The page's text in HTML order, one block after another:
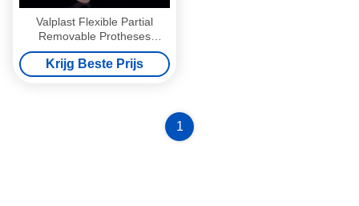
Valplast Flexible Partial
Removable Protheses
Precision Attachment In
Prosthodontie
Krijg Beste Prijs
1